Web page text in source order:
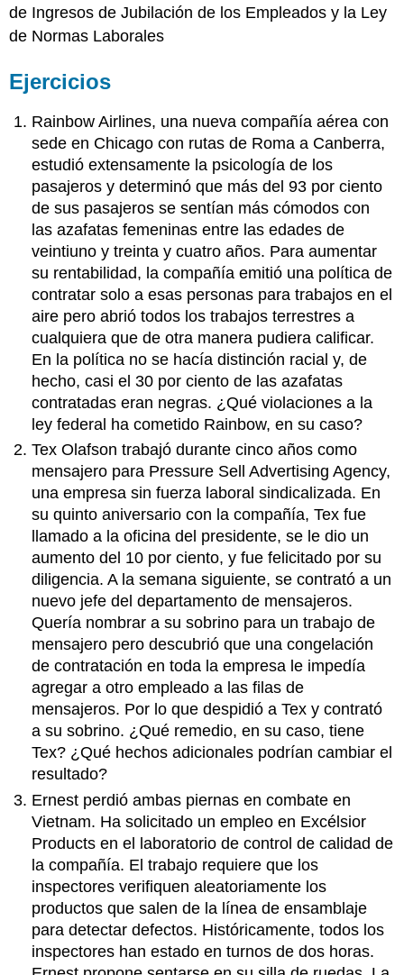
de Ingresos de Jubilación de los Empleados y la Ley
de Normas Laborales
Ejercicios
Rainbow Airlines, una nueva compañía aérea con
sede en Chicago con rutas de Roma a Canberra,
estudió extensamente la psicología de los
pasajeros y determinó que más del 93 por ciento
de sus pasajeros se sentían más cómodos con
las azafatas femeninas entre las edades de
veintiuno y treinta y cuatro años. Para aumentar
su rentabilidad, la compañía emitió una política de
contratar solo a esas personas para trabajos en el
aire pero abrió todos los trabajos terrestres a
cualquiera que de otra manera pudiera calificar.
En la política no se hacía distinción racial y, de
hecho, casi el 30 por ciento de las azafatas
contratadas eran negras. ¿Qué violaciones a la
ley federal ha cometido Rainbow, en su caso?
Tex Olafson trabajó durante cinco años como
mensajero para Pressure Sell Advertising Agency,
una empresa sin fuerza laboral sindicalizada. En
su quinto aniversario con la compañía, Tex fue
llamado a la oficina del presidente, se le dio un
aumento del 10 por ciento, y fue felicitado por su
diligencia. A la semana siguiente, se contrató a un
nuevo jefe del departamento de mensajeros.
Quería nombrar a su sobrino para un trabajo de
mensajero pero descubrió que una congelación
de contratación en toda la empresa le impedía
agregar a otro empleado a las filas de
mensajeros. Por lo que despidió a Tex y contrató
a su sobrino. ¿Qué remedio, en su caso, tiene
Tex? ¿Qué hechos adicionales podrían cambiar el
resultado?
Ernest perdió ambas piernas en combate en
Vietnam. Ha solicitado un empleo en Excélsior
Products en el laboratorio de control de calidad de
la compañía. El trabajo requiere que los
inspectores verifiquen aleatoriamente los
productos que salen de la línea de ensamblaje
para detectar defectos. Históricamente, todos los
inspectores han estado en turnos de dos horas.